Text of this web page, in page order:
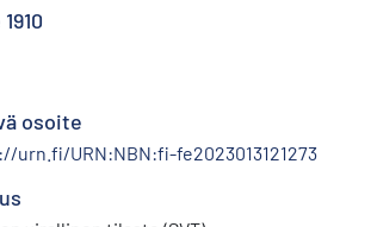
osoite
urn.fi/URN:NBN:fi-fe2023013121273